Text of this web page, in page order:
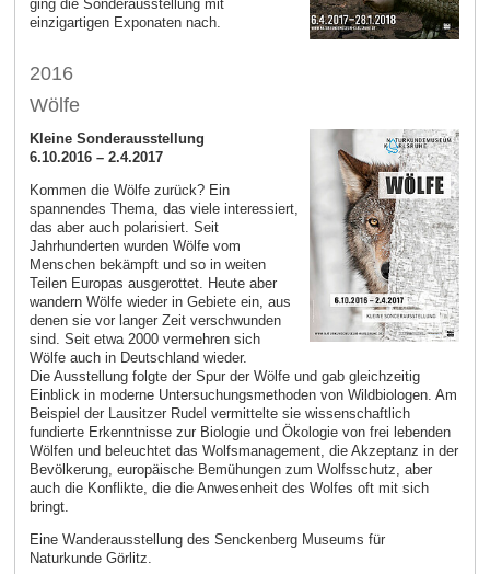
ging die Sonderausstellung mit
einzigartigen Exponaten nach.
2016
Wölfe
Kleine Sonderausstellung
6.10.2016 – 2.4.2017
Kommen die Wölfe zurück? Ein
spannendes Thema, das viele interessiert,
das aber auch polarisiert. Seit
Jahrhunderten wurden Wölfe vom
Menschen bekämpft und so in weiten
Teilen Europas ausgerottet. Heute aber
wandern Wölfe wieder in Gebiete ein, aus
denen sie vor langer Zeit verschwunden
sind. Seit etwa 2000 vermehren sich
Wölfe auch in Deutschland wieder.
Die Ausstellung folgte der Spur der Wölfe und gab gleichzeitig
Einblick in moderne Untersuchungsmethoden von Wildbiologen. Am
Beispiel der Lausitzer Rudel vermittelte sie wissenschaftlich
fundierte Erkenntnisse zur Biologie und Ökologie von frei lebenden
Wölfen und beleuchtet das Wolfsmanagement, die Akzeptanz in der
Bevölkerung, europäische Bemühungen zum Wolfsschutz, aber
auch die Konflikte, die die Anwesenheit des Wolfes oft mit sich
bringt.
Eine Wanderausstellung des Senckenberg Museums für
Naturkunde Görlitz.